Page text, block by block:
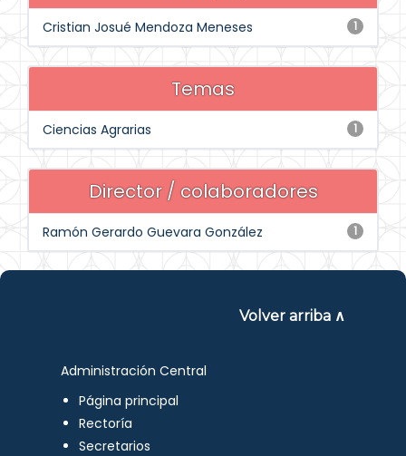
1
Cristian Josué Mendoza Meneses
Temas
1
Ciencias Agrarias
Director / colaboradores
1
Ramón Gerardo Guevara González
Volver arriba ∧
Administración Central
Página principal
Rectoría
Secretarios